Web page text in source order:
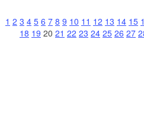
1 2 3 4 5 6 7 8 9 10 11 12 13 14 15
18 19 20 21 22 23 24 25 26 27